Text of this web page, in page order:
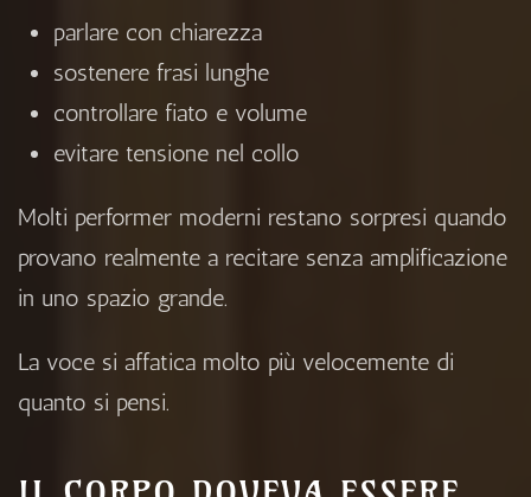
parlare con chiarezza
sostenere frasi lunghe
controllare fiato e volume
evitare tensione nel collo
Molti performer moderni restano sorpresi quando
provano realmente a recitare senza amplificazione
in uno spazio grande.
La voce si affatica molto più velocemente di
quanto si pensi.